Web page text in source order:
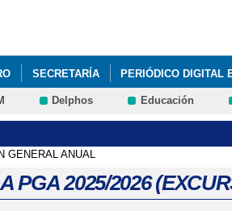
SECRETARÍA PERIÓDICO DIGITAL
QUE EL PRÓXIMO LUNES 9 DE MARZO
Delphos Educación
GENERAL ANUAL
PGA 2025/2026